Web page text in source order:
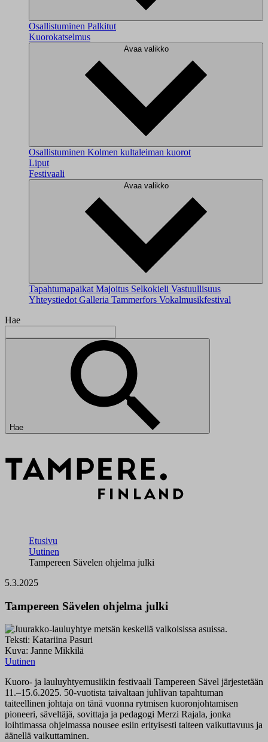
Osallistuminen Palkitut
Kuorokatselmus
Avaa valikko
Osallistuminen Kolmen kultaleiman kuorot
Liput
Festivaali
Avaa valikko
Tapahtumapaikat Majoitus Selkokieli Vastuullisuus
Yhteystiedot Galleria Tammerfors Vokalmusikfestival
Hae
Hae
Etusivu
Uutinen
Tampereen Sävelen ohjelma julki
5.3.2025
Tampereen Sävelen ohjelma julki
Teksti: Katariina Pasuri
Kuva: Janne Mikkilä
Uutinen
Kuoro- ja lauluyhtyemusiikin festivaali Tampereen Sävel järjestetään
11.–15.6.2025. 50-vuotista taivaltaan juhlivan tapahtuman
taiteellinen johtaja on tänä vuonna rytmisen kuoronjohtamisen
pioneeri, säveltäjä, sovittaja ja pedagogi Merzi Rajala, jonka
loihtimassa ohjelmassa nousee esiin erityisesti taiteen vaikuttavuus ja
äänellä vaikuttaminen.